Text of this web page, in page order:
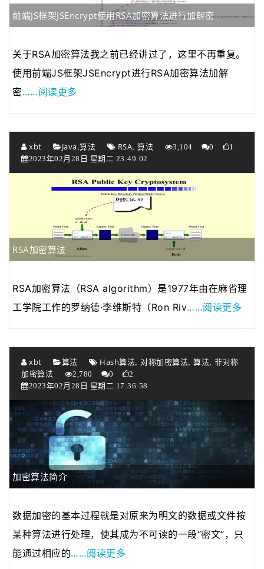
前端JS框架JSEncrypt使用RSA加密算法进行加解密
关于RSA加密算法我之前已经讲过了，这里不再重复。
使用前端JS框架JSEncrypt进行RSA加密算法加解
密……阅读更多
xbt Java,算法 RSA, 算法 3,104 0
1
2023年02月28日 星期二 23:49:02
RSA加密算法
RSA加密算法（RSA algorithm）是1977年由在麻省理
工学院工作的罗纳德·李维斯特（Ron Riv……阅读更多
xbt 算法 Hash算法, 对称加密算法, 算法, 非对称
加密算法
2,780 0
2
2023年02月28日 星期二 17:36:58
加密算法简介
数据加密的基本过程就是对原来为明文的数据或文件按
某种算法进行处理，使其成为不可读的一段“密文”，只
能通过相应的……阅读更多